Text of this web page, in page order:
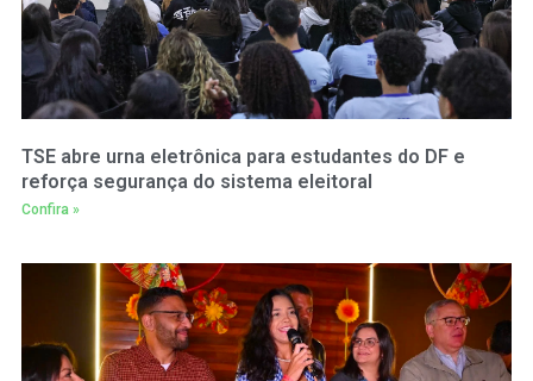
TSE abre urna eletrônica para estudantes do DF e
reforça segurança do sistema eleitoral
Confira »